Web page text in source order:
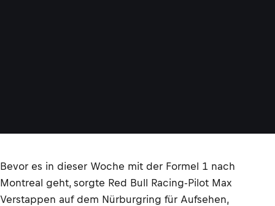
Bevor es in dieser Woche mit der Formel 1 nach
Montreal geht, sorgte Red Bull Racing-Pilot Max
Verstappen auf dem Nürburgring für Aufsehen,